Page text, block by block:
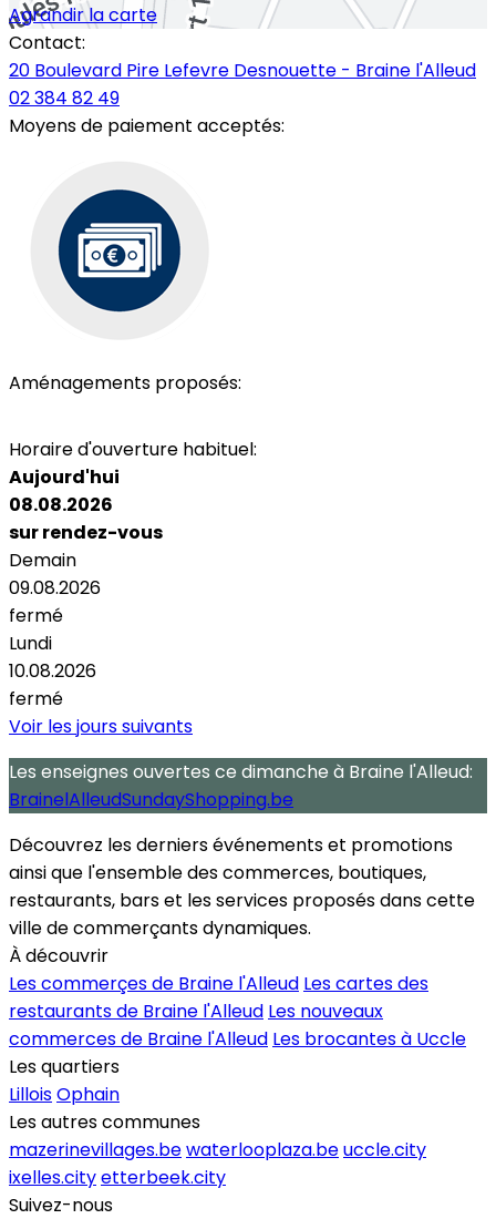
Agrandir la carte
Contact:
20 Boulevard Pire Lefevre Desnouette - Braine l'Alleud
02 384 82 49
Moyens de paiement acceptés:
Aménagements proposés:
Horaire d'ouverture habituel:
Aujourd'hui
08.08.2026
sur rendez-vous
Demain
09.08.2026
fermé
Lundi
10.08.2026
fermé
Voir les jours suivants
Les enseignes ouvertes ce dimanche à Braine l'Alleud:
BrainelAlleudSundayShopping.be
Découvrez les derniers événements et promotions
ainsi que l'ensemble des commerces, boutiques,
restaurants, bars et les services proposés dans cette
ville de commerçants dynamiques.
À découvrir
Les commerçes de Braine l'Alleud Les cartes des
restaurants de Braine l'Alleud Les nouveaux
commerces de Braine l'Alleud Les brocantes à Uccle
Les quartiers
LilloisOphain
Les autres communes
mazerinevillages.bewaterlooplaza.beuccle.city
ixelles.cityetterbeek.city
Suivez-nous